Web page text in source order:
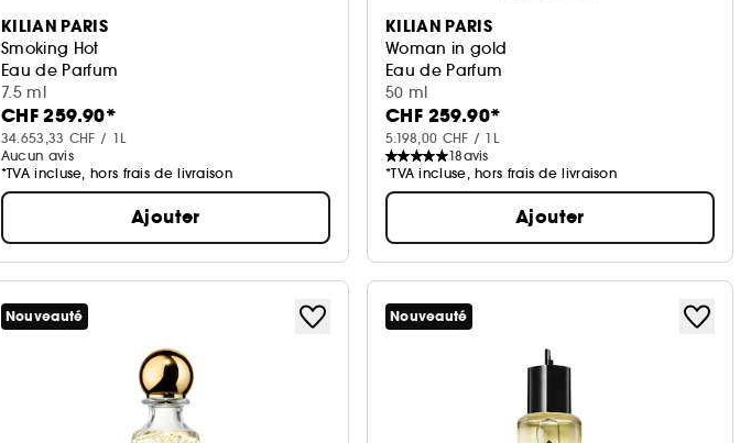
KILIAN PARIS
Smoking Hot
Eau de Parfum
7.5 ml
CHF 259.90*
34.653,33 CHF / 1L
Aucun avis
*TVA incluse, hors frais de livraison
Ajouter
KILIAN PARIS
Woman in gold
Eau de Parfum
50 ml
CHF 259.90*
5.198,00 CHF / 1L
18avis
*TVA incluse, hors frais de livraison
Ajouter
Nouveauté Nouveauté